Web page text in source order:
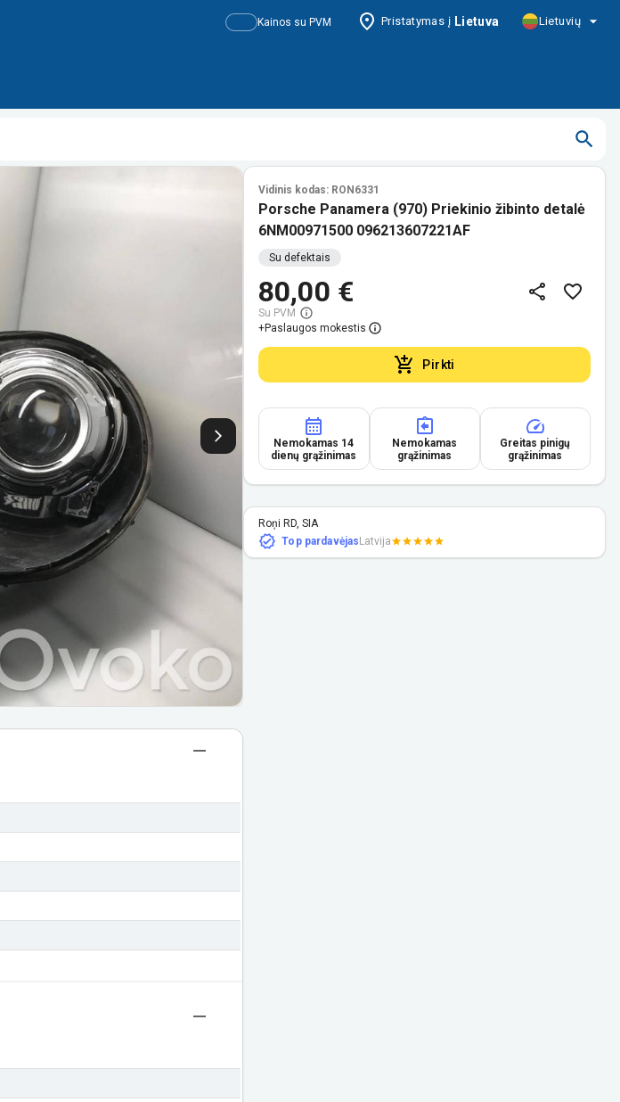
Kainos su PVM Pristatymas į Lietuva Lietuvių
Vidinis kodas: RON6331
Porsche Panamera (970) Priekinio žibinto detalė
6NM00971500 096213607221AF
Su defektais
80,00 €
Su PVM
+Paslaugos mokestis
Pirkti
Nemokamas 14
dienų grąžinimas
Nemokamas
grąžinimas
Greitas pinigų
grąžinimas
Roņi RD, SIA
Top pardavėjas Latvija